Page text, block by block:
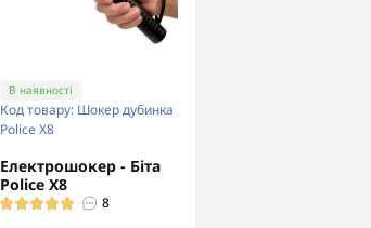
В наявності
Код товару: Шокер дубинка
Police Х8
Електрошокер - Біта
Police Х8
8